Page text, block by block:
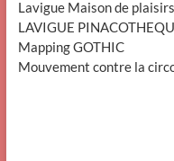
Lavigue Maison de plaisirs
LAVIGUE
Mapping GOTHIC
Mouvement contre la